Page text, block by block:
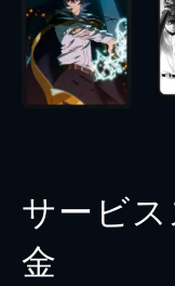
サービ
金